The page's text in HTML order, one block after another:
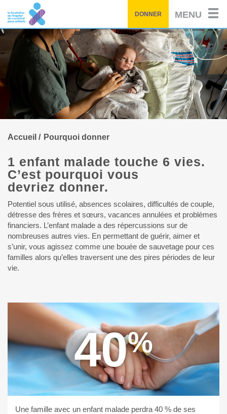
contenu
principal
DONNER MENU
Accueil Pourquoi donner
1 enfant malade touche 6 vies.
C’est pourquoi vous
devriez donner.
Potentiel sous utilisé, absences scolaires, difficultés de couple,
détresse des frères et sœurs, vacances annulées et problèmes
financiers. L’enfant malade a des répercussions sur de
nombreuses autres vies. En permettant de guérir, aimer et
s’unir, vous agissez comme une bouée de sauvetage pour ces
familles alors qu’elles traversent une des pires périodes de leur
vie.
40%
Une famille avec un enfant malade perdra 40 % de ses